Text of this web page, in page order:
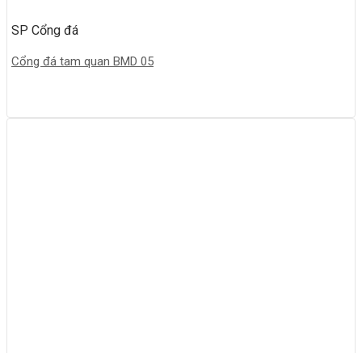
SP Cổng đá
Cổng đá tam quan BMD 05